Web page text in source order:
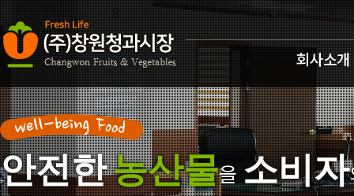
회사소개
안전한농산물을 소비자